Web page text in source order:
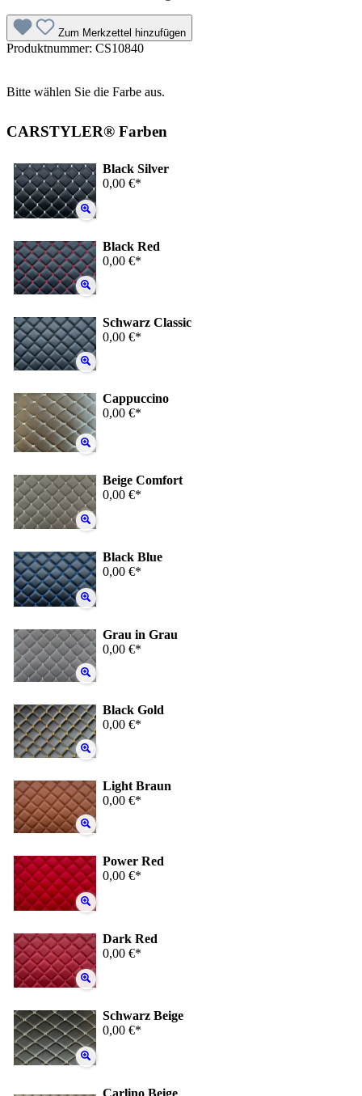
Zum Merkzettel hinzufügen
Produktnummer: CS10840
Bitte wählen Sie die Farbe aus.
CARSTYLER® Farben
Black Silver
0,00 €*
Black Red
0,00 €*
Schwarz Classic
0,00 €*
Cappuccino
0,00 €*
Beige Comfort
0,00 €*
Black Blue
0,00 €*
Grau in Grau
0,00 €*
Black Gold
0,00 €*
Light Braun
0,00 €*
Power Red
0,00 €*
Dark Red
0,00 €*
Schwarz Beige
0,00 €*
Carlino Beige